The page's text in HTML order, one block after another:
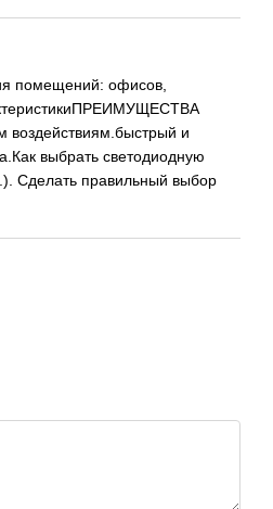
помещений: офисов,
воздействиям.быстрый и
выбрать светодиодную
Сделать правильный выбор